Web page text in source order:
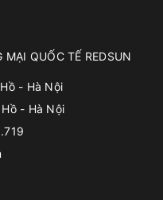
QUỐC TẾ REDSUN
- Hà Nội
- Hà Nội